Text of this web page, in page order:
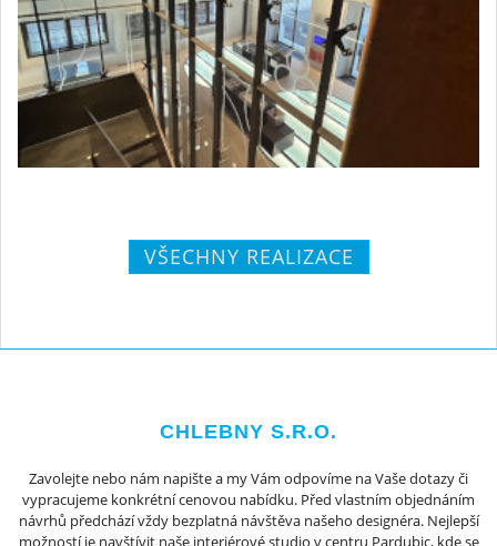
VŠECHNY REALIZACE
CHLEBNY S.R.O.
Zavolejte nebo nám napište a my Vám odpovíme na Vaše dotazy či
vypracujeme konkrétní cenovou nabídku. Před vlastním objednáním
návrhů předchází vždy bezplatná návštěva našeho designéra. Nejlepší
možností je navštívit naše interiérové studio v centru Pardubic, kde se